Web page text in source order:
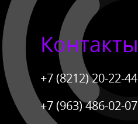
Контакты
+7 (8212) 20-22-44
+7 (963) 486-02-07